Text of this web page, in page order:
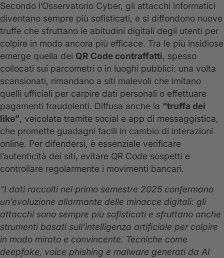
Secondo l’Osservatorio Cyber, gli attacchi informatici
diventano sempre più sofisticati, e si diffondono nuove
truffe che sfruttano le abitudini digitali degli utenti per
colpire in modo ancora più efficace. Tra le più insidiose
emerge quella dei QR Code contraffatti, spesso
collocati sui parcometri o in luoghi pubblici: una volta
scansionati, rimandano a siti malevoli che imitano
quelli ufficiali per carpire dati personali o effettuare
pagamenti fraudolenti. Diffusa anche la “truffa dei
like”, veicolata tramite social e app di messaggistica,
che promette guadagni facili in cambio di interazioni
online. Per difendersi, è essenziale verificare
l’autenticità dei siti, evitare QR Code sospetti e
controllare regolarmente i movimenti bancari.
“I dati raccolti nel primo semestre 2025 confermano
un’evoluzione allarmante delle minacce digitali: gli
attacchi sono sempre più sofisticati e sfruttano anche
strumenti basati sull’intelligenza artificiale per colpire
in modo mirato e convincente. Tecniche come
deepfake, voice phishing e malware generati da AI